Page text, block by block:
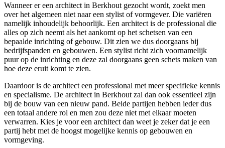
Wanneer er een architect in Berkhout gezocht wordt, zoekt men
over het algemeen niet naar een stylist of vormgever. Die variëren
namelijk inhoudelijk behoorlijk. Een architect is de professional die
alles op zich neemt als het aankomt op het schetsen van een
bepaalde inrichting of gebouw. Dit zien we dus doorgaans bij
bedrijfspanden en gebouwen. Een stylist richt zich voornamelijk
puur op de inrichting en deze zal doorgaans geen schets maken van
hoe deze eruit komt te zien.
Daardoor is de architect een professional met meer specifieke kennis
en specialisme. De architect in Berkhout zal dan ook essentieel zijn
bij de bouw van een nieuw pand. Beide partijen hebben ieder dus
een totaal andere rol en men zou deze niet met elkaar moeten
verwarren. Kies je voor een architect dan weet je zeker dat je een
partij hebt met de hoogst mogelijke kennis op gebouwen en
vormgeving.